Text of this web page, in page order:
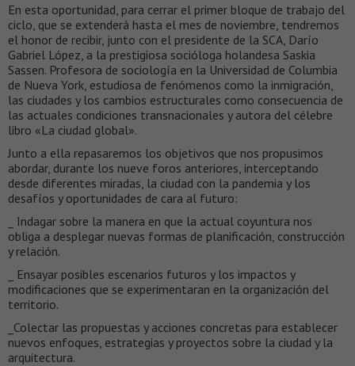
En esta oportunidad, para cerrar el primer bloque de trabajo del
ciclo, que se extenderá hasta el mes de noviembre, tendremos
el honor de recibir, junto con el presidente de la SCA, Darío
Gabriel López, a la prestigiosa socióloga holandesa Saskia
Sassen. Profesora de sociología en la Universidad de Columbia
de Nueva York, estudiosa de fenómenos como la inmigración,
las ciudades y los cambios estructurales como consecuencia de
las actuales condiciones transnacionales y autora del célebre
libro «La ciudad global».
Junto a ella repasaremos los objetivos que nos propusimos
abordar, durante los nueve foros anteriores, interceptando
desde diferentes miradas, la ciudad con la pandemia y los
desafíos y oportunidades de cara al futuro:
_ Indagar sobre la manera en que la actual coyuntura nos
obliga a desplegar nuevas formas de planificación, construcción
y relación.
_ Ensayar posibles escenarios futuros y los impactos y
modificaciones que se experimentaran en la organización del
territorio.
_Colectar las propuestas y acciones concretas para establecer
nuevos enfoques, estrategias y proyectos sobre la ciudad y la
arquitectura.